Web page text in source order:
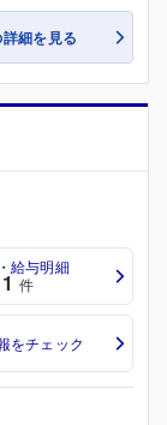
細を見る
給与明細
1 件
をチェック